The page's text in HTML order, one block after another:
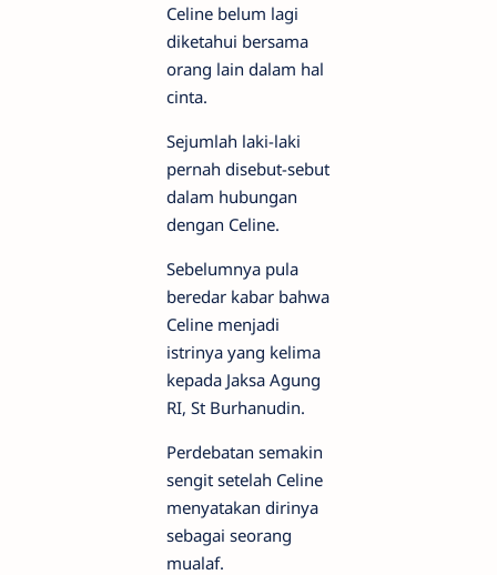
Celine belum lagi
diketahui bersama
orang lain dalam hal
cinta.
Sejumlah laki-laki
pernah disebut-sebut
dalam hubungan
dengan Celine.
Sebelumnya pula
beredar kabar bahwa
Celine menjadi
istrinya yang kelima
kepada Jaksa Agung
RI, St Burhanudin.
Perdebatan semakin
sengit setelah Celine
menyatakan dirinya
sebagai seorang
mualaf.